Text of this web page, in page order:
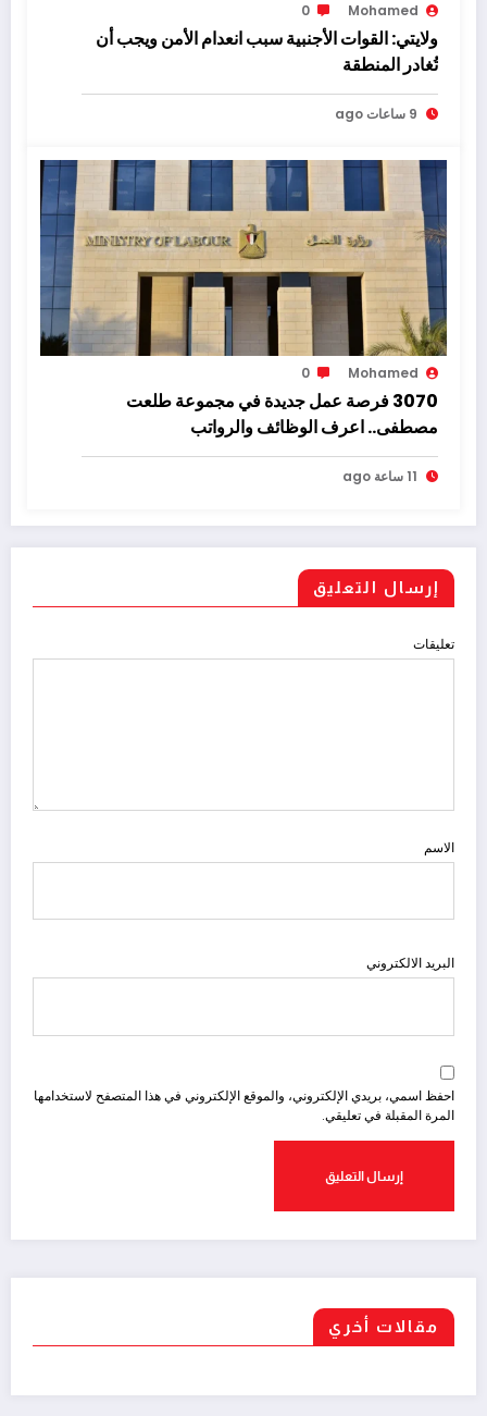
Mohamed
0
ولايتي: القوات الأجنبية سبب انعدام الأمن ويجب أن
تُغادر المنطقة
9 ساعات ago
Mohamed
0
3070 فرصة عمل جديدة في مجموعة طلعت
مصطفى.. اعرف الوظائف والرواتب
11 ساعة ago
إرسال التعليق
تعليقات
الاسم
البريد الالكتروني
احفظ اسمي، بريدي الإلكتروني، والموقع الإلكتروني في هذا المتصفح لاستخدامها
المرة المقبلة في تعليقي.
مقالات أخري